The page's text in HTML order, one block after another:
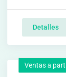
Detalles
Ventas a